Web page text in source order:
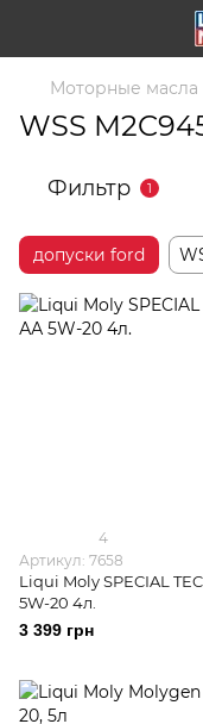
Моторные масла
WSS
Фильтр 1
допуски ford
4
Артикул: 7658
Liqui Moly SPECIAL
5W-20 4л.
3 399 грн